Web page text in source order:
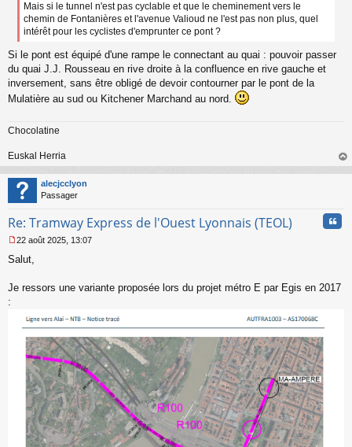
o
l
u
Mais si le tunnel n'est pas cyclable et que le cheminement vers le
chemin de Fontanières et l'avenue Valioud ne l'est pas non plus, quel
intérêt pour les cyclistes d'emprunter ce pont ?
Si le pont est équipé d'une rampe le connectant au quai : pouvoir passer
du quai J.J. Rousseau en rive droite à la confluence en rive gauche et
inversement, sans être obligé de devoir contourner par le pont de la
Mulatière au sud ou Kitchener Marchand au nord.
Chocolatine
Euskal Herria
au
alecjcclyon
Passager
Re: Tramway Express de l'Ouest Lyonnais (TEOL)
e
s
22 août 2025, 13:07
Salut,
Je ressors une variante proposée lors du projet métro E par Egis en 2017
: